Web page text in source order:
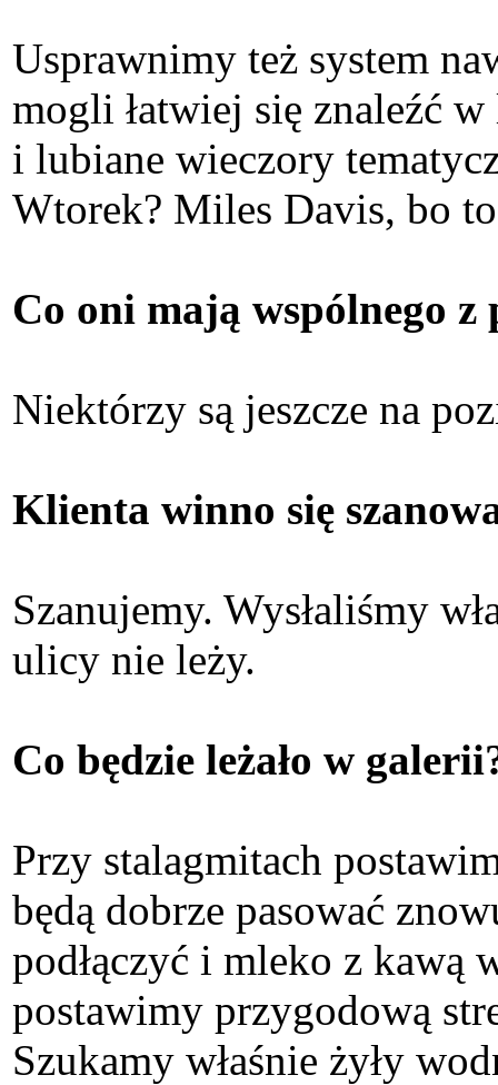
Usprawnimy też system
mogli łatwiej się znaleźć
i lubiane wieczory
Wtorek? Miles Davis, bo
Co oni mają wspólnego z
Niektórzy są jeszcze na
Klienta winno się
Szanujemy. Wysłaliśmy
ulicy nie leży.
Co będzie leżało w
Przy stalagmitach
będą dobrze pasować
podłączyć i mleko z kawą
postawimy przygodową
Szukamy właśnie żyły